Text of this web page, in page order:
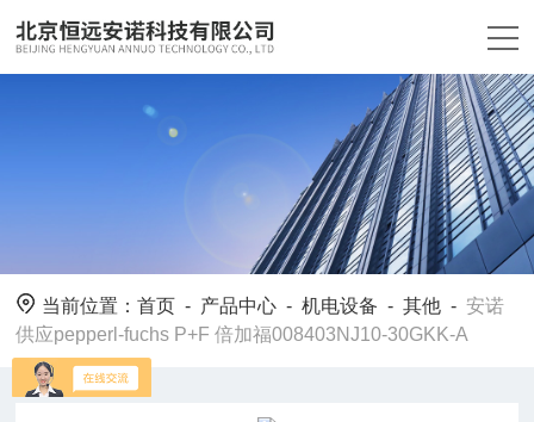
当前位置：首页 - 产品中心 -机电设备 -其他 -安诺
供应pepperl-fuchs P+F 倍加福008403NJ10-30GKK-A